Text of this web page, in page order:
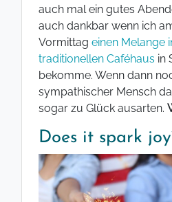
auch mal ein gutes
auch dankbar wenn ich
Vormittag einen Melange
traditionellen Caféhaus in
bekomme. Wenn dann
sympathischer Mensch
sogar zu Glück ausarten.
Does it spark